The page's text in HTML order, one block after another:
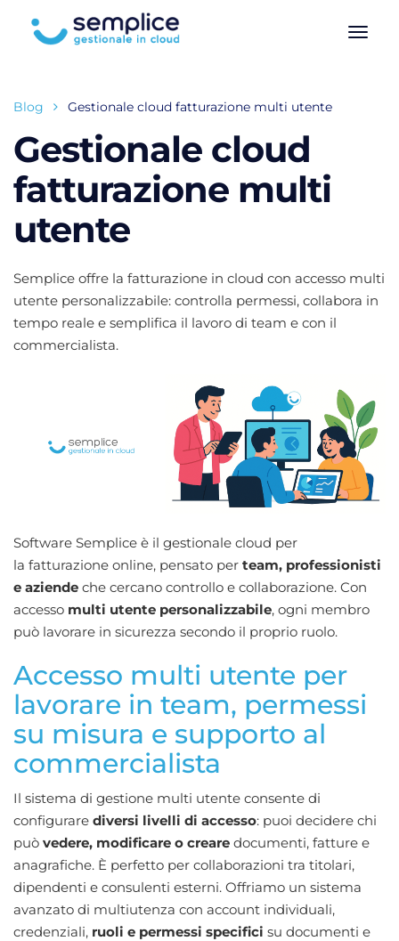
Blog Gestionale cloud fatturazione multi utente
Gestionale cloud
fatturazione multi
utente
Semplice offre la fatturazione in cloud con accesso multi
utente personalizzabile: controlla permessi, collabora in
tempo reale e semplifica il lavoro di team e con il
commercialista.
Software Semplice è il gestionale cloud per
la fatturazione online, pensato per team, professionisti
e aziende che cercano controllo e collaborazione. Con
accesso multi utente personalizzabile, ogni membro
può lavorare in sicurezza secondo il proprio ruolo.
Accesso multi utente per
lavorare in team, permessi
su misura e supporto al
commercialista
Il sistema di gestione multi utente consente di
configurare diversi livelli di accesso: puoi decidere chi
può vedere, modificare o creare documenti, fatture e
anagrafiche. È perfetto per collaborazioni tra titolari,
dipendenti e consulenti esterni. Offriamo un sistema
avanzato di multiutenza con account individuali,
credenziali, ruoli e permessi specifici su documenti e